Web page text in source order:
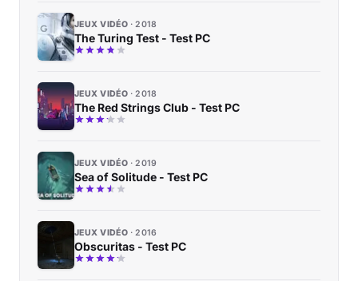
JEUX VIDÉO 2018
The Turing Test - Test PC
JEUX VIDÉO 2018
The Red Strings Club - Test PC
JEUX VIDÉO 2019
Sea of Solitude - Test PC
JEUX VIDÉO 2016
Obscuritas - Test PC